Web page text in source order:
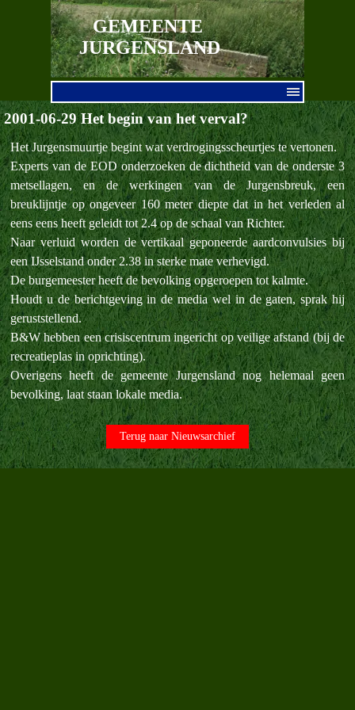
Ga naar de inhoud
GEMEENTE
JURGENSLAND
2001-06-29 Het begin van het verval?
Het Jurgensmuurtje begint wat verdrogingsscheurtjes te vertonen.
Experts van de EOD onderzoeken de dichtheid van de onderste 3
metsellagen, en de werkingen van de Jurgensbreuk, een
breuklijntje op ongeveer 160 meter diepte dat in het verleden al
eens eens heeft geleidt tot 2.4 op de schaal van Richter.
Naar verluid worden de vertikaal geponeerde aardconvulsies bij
een IJsselstand onder 2.38 in sterke mate verhevigd.
De burgemeester heeft de bevolking opgeroepen tot kalmte.
Houdt u de berichtgeving in de media wel in de gaten, sprak hij
geruststellend.
B&W hebben een crisiscentrum ingericht op veilige afstand (bij de
recreatieplas in oprichting).
Overigens heeft de gemeente Jurgensland nog helemaal geen
bevolking, laat staan lokale media.
Terug naar Nieuwsarchief